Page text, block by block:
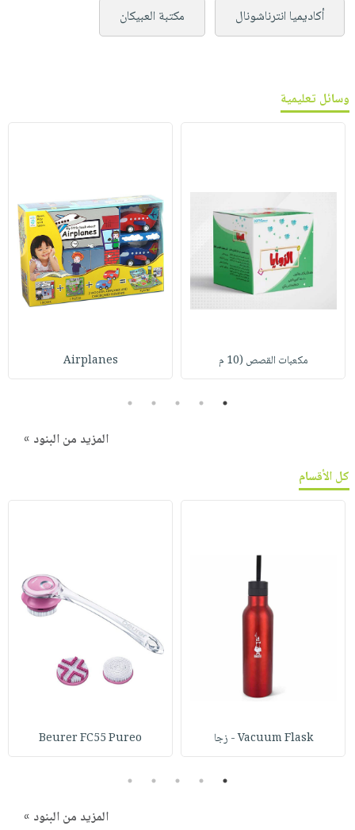
أكاديميا انترناشونال مكتبة العبيكان
وسائل تعليمية
مكعبات القصص (10 م Airplanes
1
2
3
4
5
المزيد من البنود »
كل الأقسام
Vacuum Flask - زجا Beurer FC55 Pureo
1
2
3
4
5
المزيد من البنود »